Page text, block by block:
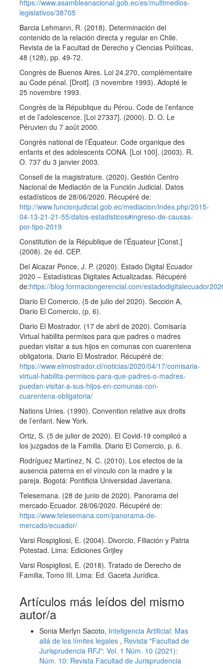
https://www.asambleanacional.gob.ec/es/multimedios-
legislativos/38705
Barcia Lehmann, R. (2018). Determinación del
contenido de la relación directa y regular en Chile.
Revista de la Facultad de Derecho y Ciencias Políticas,
48 (128), pp. 49-72.
Congrès de Buenos Aires. Loi 24.270, complémentaire
au Code pénal. [Droit]. (3 novembre 1993). Adopté le
25 novembre 1993.
Congrès de la République du Pérou. Code de l’enfance
et de l’adolescence. [Loi 27337]. (2000). D. O. Le
Péruvien du 7 août 2000.
Congrès national de l’Équateur. Code organique des
enfants et des adolescents CONA. [Loi 100]. (2003). R.
O. 737 du 3 janvier 2003.
Conseil de la magistrature. (2020). Gestión Centro
Nacional de Mediación de la Función Judicial. Datos
estadísticos de 28/06/2020. Récupéré de:
http://www.funcionjudicial.gob.ec/mediacion/index.php/2015-
04-13-21-21-55/datos-estadisticos#ingreso-de-causas-
por-tipo-2019
Constitution de la République de l’Équateur [Const.]
(2008). 2e éd. CEP.
Del Alcazar Ponce, J. P. (2020). Estado Digital Ecuador
2020 – Estadísticas Digitales Actualizadas. Récupéré
de:https://blog.formaciongerencial.com/
Diario El Comercio. (5 de julio del 2020). Sección A,
Diario El Comercio, (p. 6).
Diario El Mostrador. (17 de abril de 2020). Comisaría
Virtual habilita permisos para que padres o madres
puedan visitar a sus hijos en comunas con cuarentena
obligatoria. Diario El Mostrador. Récupéré de:
https://www.elmostrador.cl/noticias/2020/04/17/comisaria-
virtual-habilita-permisos-para-que-padres-o-madres-
puedan-visitar-a-sus-hijos-en-comunas-con-
cuarentena-obligatoria/
Nations Unies. (1990). Convention relative aux droits
de l’enfant. New York.
Ortiz, S. (5 de julior de 2020). El Covid-19 complicó a
los juzgados de la Familia. Diario El Comercio, p. 6.
Rodríguez Martínez, N. C. (2010). Los efectos de la
ausencia paterna en el vínculo con la madre y la
pareja. Bogotá: Pontificia Universidad Javeriana.
Telesemana. (28 de junio de 2020). Panorama del
mercado-Ecuador. 28/06/2020. Récupéré de:
https://www.telesemana.com/panorama-de-
mercado/ecuador/
Varsi Rospigliosi, E. (2004). Divorcio, Filiación y Patria
Potestad. Lima: Ediciones Grijley
Varsi Rospigliosi, E. (2018). Tratado de Derecho de
Familia, Tomo III. Lima: Ed. Gaceta Jurídica.
Artículos más leídos del mismo
autor/a
Sonia Merlyn Sacoto, Inteligencia Artificial: Mas
allá de los límites legales , Revista "Facultad de
Jurisprudencia RFJ": Vol. 1 Núm. 10 (2021):
Núm. 10: Revista Facultad de Jurisprudencia